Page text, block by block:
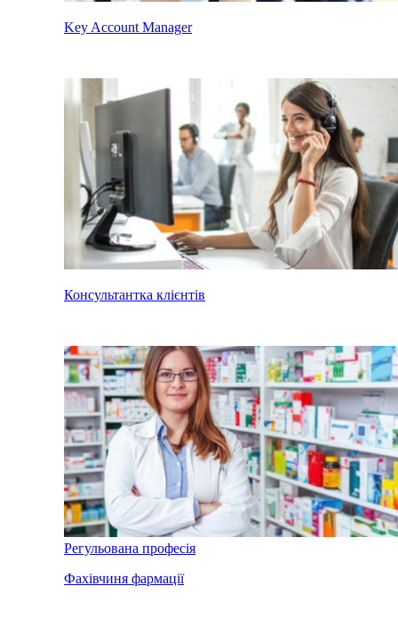
Key Account Manager
Консультантка клієнтів
Регульована професія
Фахівчиня фармації